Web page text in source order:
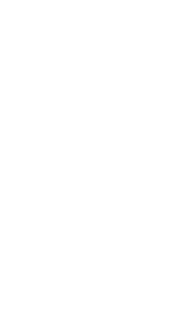
o
reduz a
o